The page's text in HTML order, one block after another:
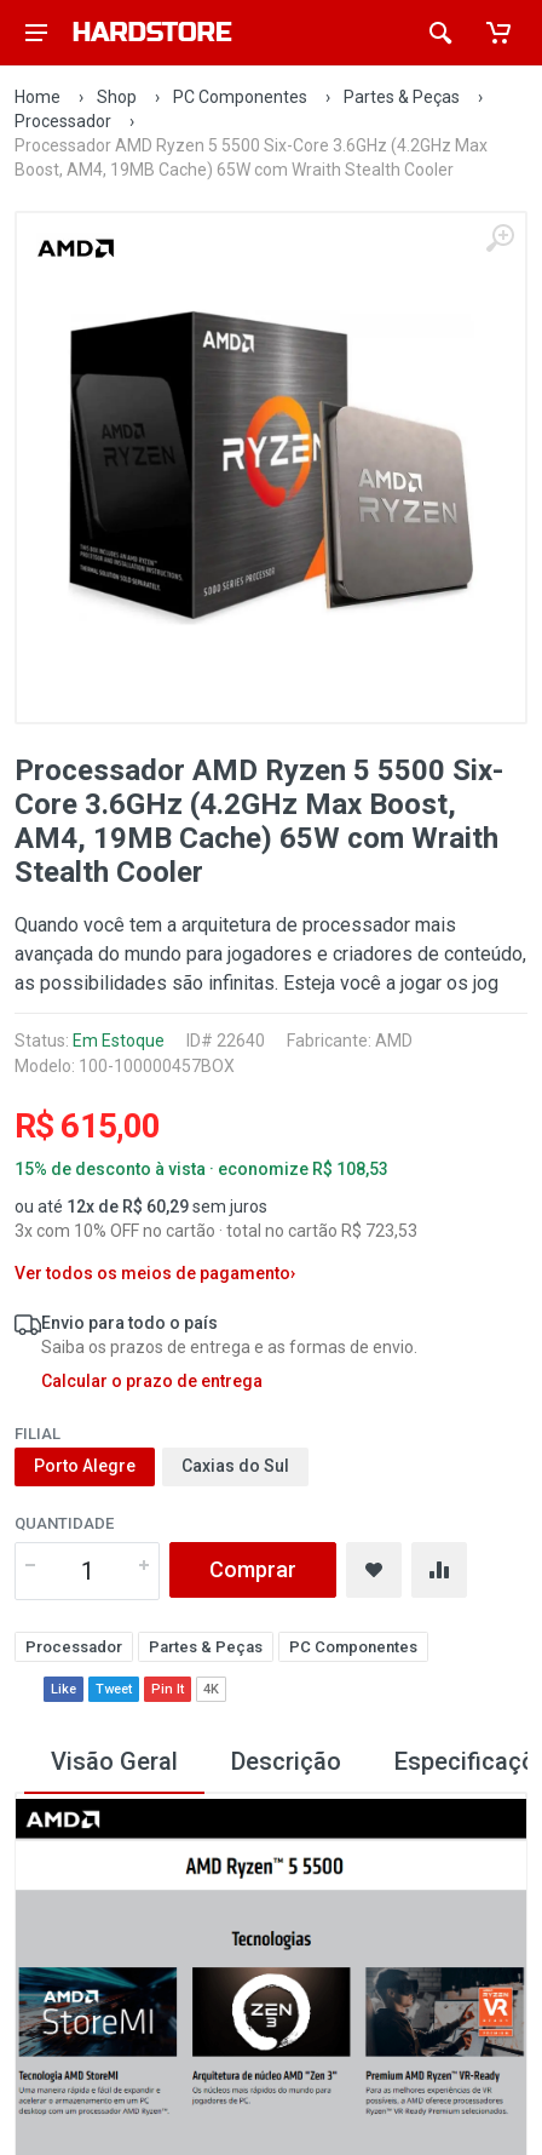
Home › Shop › PC Componentes › Partes & Peças
›
Processador
›
Processador AMD Ryzen 5 5500 Six-Core 3.6GHz (4.2GHz Max
Boost, AM4, 19MB Cache) 65W com Wraith Stealth Cooler
Processador AMD Ryzen 5 5500 Six-
Core 3.6GHz (4.2GHz Max Boost,
AM4, 19MB Cache) 65W com Wraith
Stealth Cooler
Quando você tem a arquitetura de processador mais
avançada do mundo para jogadores e criadores de conteúdo,
as possibilidades são infinitas. Esteja você a jogar os jog
Status: Em Estoque ID# 22640 Fabricante: AMD
Modelo: 100-100000457BOX
R$ 615,00
15% de desconto à vista · economize R$ 108,53
ou até 12x de R$ 60,29sem juros
3x com 10% OFF no cartão · total no cartão R$ 723,53
Ver todos os meios de pagamento›
Envio para todo o país
Saiba os prazos de entrega e as formas de envio.
Calcular o prazo de entrega
FILIAL
Porto Alegre Caxias do Sul
QUANTIDADE
Comprar
Processador Partes & Peças PC Componentes
Like Tweet Pin It 4K
Visão Geral Descrição